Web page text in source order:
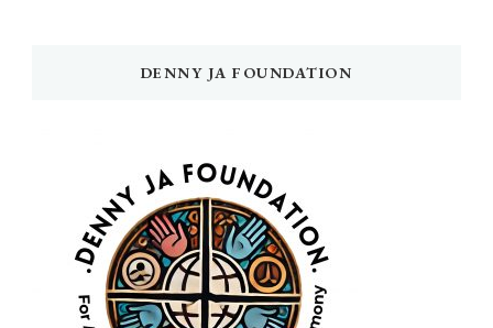
DENNY JA FOUNDATION